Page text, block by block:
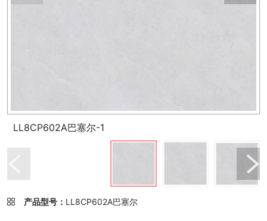
LL8CP602A巴塞尔-1
产品型号： LL8CP602A巴塞尔